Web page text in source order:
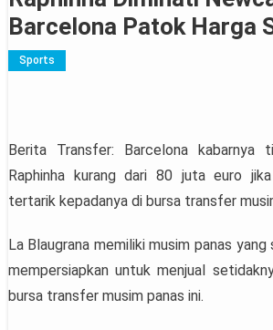
Barcelona Patok Harga
Sports
Berita Transfer: Barcelona kabarnya
Raphinha kurang dari 80 juta euro
tertarik kepadanya di bursa transfer
La Blaugrana memiliki musim panas
mempersiapkan untuk menjual
bursa transfer musim panas ini.